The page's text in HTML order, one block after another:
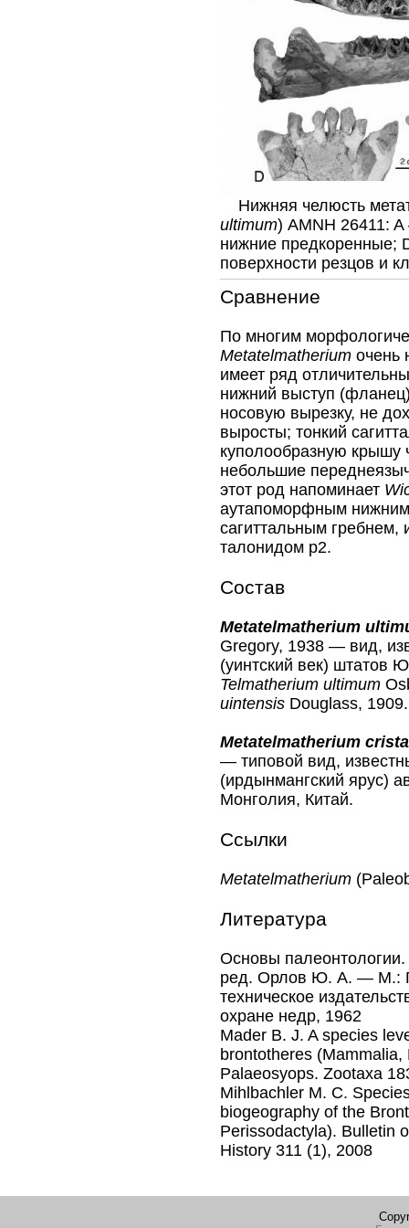
Нижняя челюсть
ultimum) AMNH 26411:
нижние предкоренные;
поверхности резцов и
Сравнение
По многим
Metatelmatherium очень
имеет ряд
нижний выступ
носовую вырезку, не
выросты; тонкий
куполообразную крышу
небольшие
этот род напоминает
аутапоморфным
сагиттальным
талонидом р2.
Состав
Metatelmatherium
Gregory, 1938 — вид,
(уинтский век)
Telmatherium ultimum
uintensis Douglass, 1909.
Metatelmatherium
— типовой вид,
(ирдынмангский ярус)
Монголия, Китай.
Ссылки
Metatelmatherium
Литература
Основы
ред. Орлов Ю. А. — М.:
техническое
охране недр, 1962
Mader B. J. A species
brontotheres
Palaeosyops. Zootaxa
Mihlbachler M. C.
biogeography of the
Perissodactyla). Bulletin
History 311 (1), 2008